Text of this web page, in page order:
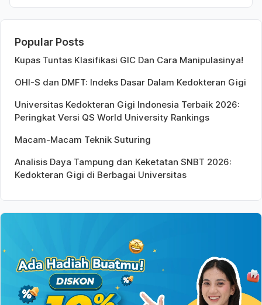
Popular Posts
Kupas Tuntas Klasifikasi GIC Dan Cara Manipulasinya!
OHI-S dan DMFT: Indeks Dasar Dalam Kedokteran Gigi
Universitas Kedokteran Gigi Indonesia Terbaik 2026:
Peringkat Versi QS World University Rankings
Macam-Macam Teknik Suturing
Analisis Daya Tampung dan Keketatan SNBT 2026:
Kedokteran Gigi di Berbagai Universitas